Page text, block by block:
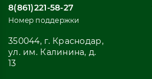
8(861)221-58-27
Номер поддержки
350044, г. Краснодар,
ул. им. Калинина, д.
13